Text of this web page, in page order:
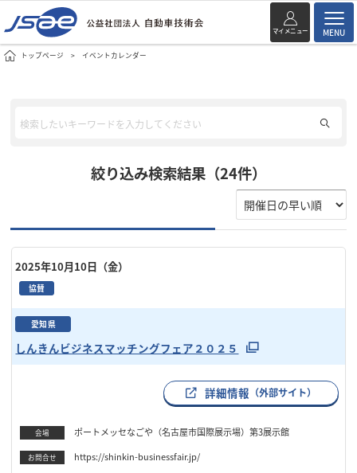
マイメニュー MENU
トップページ イベントカレンダー
絞り込み検索結果（24件）
2025年10月10日（金）
協賛
愛知県
しんきんビジネスマッチングフェア２０２５
詳細情報 （外部サイト）
会場 ポートメッセなごや（名古屋市国際展示場）第3展示館
お問合せ https://shinkin-businessfair.jp/